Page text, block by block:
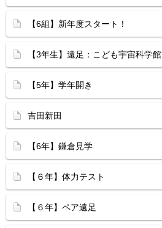
【6組】新年度スタート！
【3年生】遠足：こども宇宙科学館
【5年】学年開き
吉田新田
【6年】鎌倉見学
【６年】体力テスト
【６年】ペア遠足